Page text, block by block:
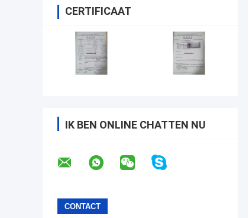
CERTIFICAAT
IK BEN ONLINE CHATTEN NU